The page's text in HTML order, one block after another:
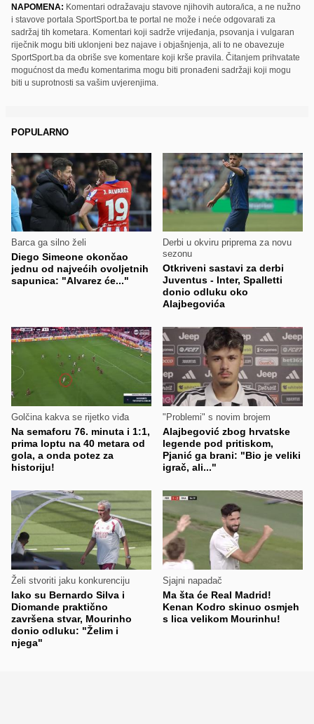
NAPOMENA: Komentari odražavaju stavove njihovih autora/ica, a ne nužno
i stavove portala SportSport.ba te portal ne može i neće odgovarati za
sadržaj tih kometara. Komentari koji sadrže vrijeđanja, psovanja i vulgaran
riječnik mogu biti uklonjeni bez najave i objašnjenja, ali to ne obavezuje
SportSport.ba da obriše sve komentare koji krše pravila. Čitanjem prihvatate
mogućnost da među komentarima mogu biti pronađeni sadržaji koji mogu
biti u suprotnosti sa vašim uvjerenjima.
POPULARNO
Barca ga silno želi
Diego Simeone okončao
jednu od najvećih ovoljetnih
sapunica: "Alvarez će..."
Derbi u okviru priprema za novu
sezonu
Otkriveni sastavi za derbi
Juventus - Inter, Spalletti
donio odluku oko
Alajbegovića
Golčina kakva se rijetko viđa
Na semaforu 76. minuta i 1:1,
prima loptu na 40 metara od
gola, a onda potez za
historiju!
"Problemi" s novim brojem
Alajbegović zbog hrvatske
legende pod pritiskom,
Pjanić ga brani: "Bio je veliki
igrač, ali..."
Želi stvoriti jaku konkurenciju
Iako su Bernardo Silva i
Diomande praktično
završena stvar, Mourinho
donio odluku: "Želim i
njega"
Sjajni napadač
Ma šta će Real Madrid!
Kenan Kodro skinuo osmjeh
s lica velikom Mourinhu!